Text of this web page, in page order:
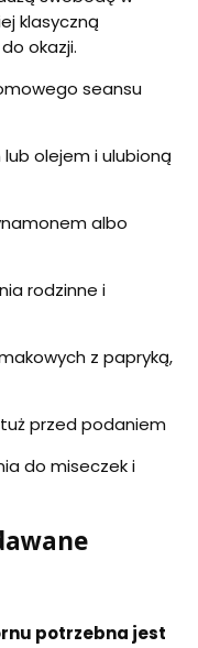
klasyczną
okazji.
seansu
olejem i ulubioną
albo
rodzinne i
z papryką,
przed podaniem
do miseczek i
potrzebna jest